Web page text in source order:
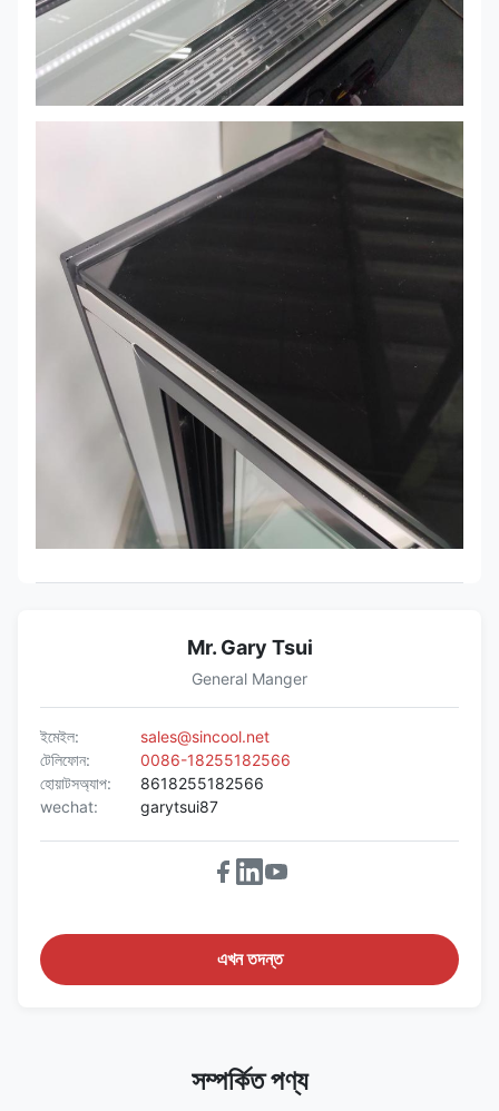
Mr. Gary Tsui
General Manger
ইমেইল:
sales@sincool.net
টেলিফোন:
0086-18255182566
হোয়াটসঅ্যাপ:
8618255182566
wechat:
garytsui87
এখন তদন্ত
সম্পর্কিত পণ্য